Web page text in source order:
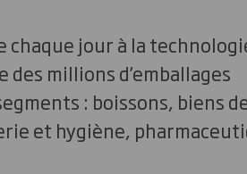
jour à la
millions d’emballages
: boissons, biens
et hygiène,